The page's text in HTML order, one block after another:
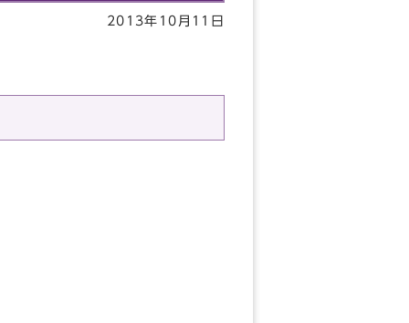
2013年10月11日